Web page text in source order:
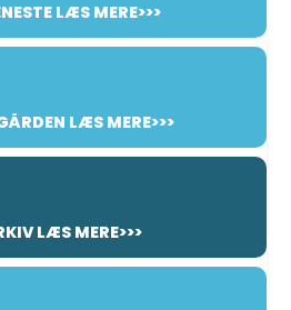
LÆS MERE>>>
LÆS MERE>>>
LÆS MERE>>>